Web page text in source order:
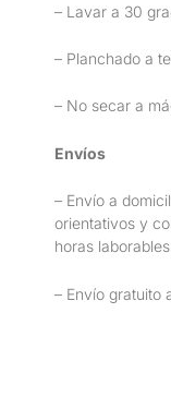
– Lavar a 30
– Planchado a
– No secar a
Envíos
– Envío a
orientativos y
horas
– Envío gratuito